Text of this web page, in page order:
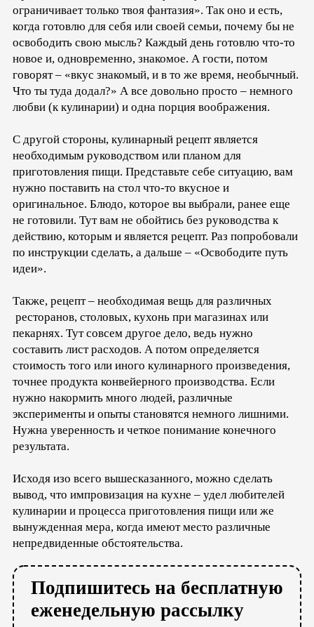
ограничивает только твоя фантазия». Так оно и есть,
когда готовлю для себя или своей семьи, почему бы не
освободить свою мысль? Каждый день готовлю что-то
новое и, одновременно, знакомое. А гости, потом
говорят – «вкус знакомый, и в то же время, необычный.
Что ты туда додал?» А все довольно просто – немного
любви (к кулинарии) и одна порция воображения.
С другой стороны, кулинарный рецепт является
необходимым руководством или планом для
приготовления пищи. Представьте себе ситуацию, вам
нужно поставить на стол что-то вкусное и
оригинальное. Блюдо, которое вы выбрали, ранее еще
не готовили. Тут вам не обойтись без руководства к
действию, которым и является рецепт. Раз попробовали
по инструкции сделать, а дальше – «Освободите путь
идеи».
Также, рецепт – необходимая вещь для различных
ресторанов, столовых, кухонь при магазинах или
пекарнях. Тут совсем другое дело, ведь нужно
составить лист расходов. А потом определяется
стоимость того или иного кулинарного произведения,
точнее продукта конвейерного производства. Если
нужно накормить много людей, различные
эксперименты и опыты становятся немного лишними.
Нужна уверенность и четкое понимание конечного
результата.
Исходя изо всего вышесказанного, можно сделать
вывод, что импровизация на кухне – удел любителей
кулинарии и процесса приготовления пищи или же
вынужденная мера, когда имеют место различные
непредвиденные обстоятельства.
Подпишитесь на бесплатную
еженедельную рассылку